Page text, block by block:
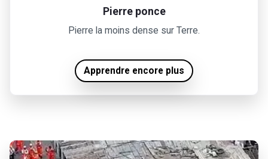
Pierre ponce
Pierre la moins dense sur Terre.
Apprendre encore plus